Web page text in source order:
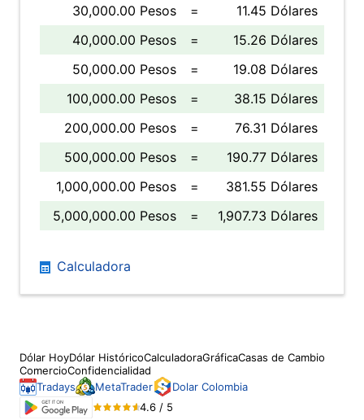
30,000.00 Pesos
=
11.45 Dólares
40,000.00 Pesos
=
15.26 Dólares
50,000.00 Pesos
=
19.08 Dólares
100,000.00 Pesos
=
38.15 Dólares
200,000.00 Pesos
=
76.31 Dólares
500,000.00 Pesos
=
190.77 Dólares
1,000,000.00 Pesos
=
381.55 Dólares
5,000,000.00 Pesos
= 1,907.73 Dólares
Calculadora
Dólar HoyDólar HistóricoCalculadoraGráficaCasas de Cambio
ComercioConfidencialidad
Tradays
MetaTrader
Dolar Colombia
4.6 / 5